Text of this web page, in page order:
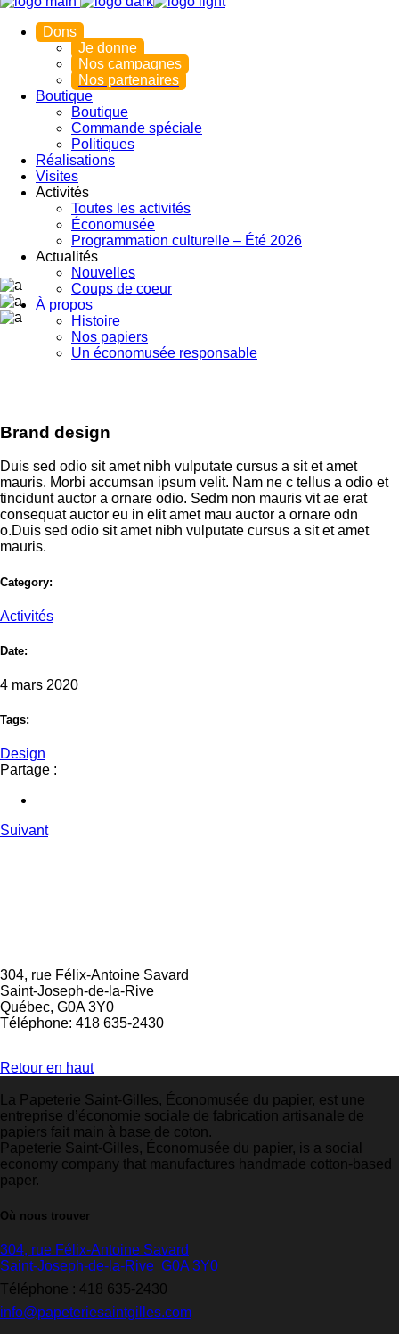
Dons
Je donne
Nos campagnes
Nos partenaires
Boutique
Boutique
Commande spéciale
Politiques
Réalisations
Visites
Activités
Toutes les activités
Économusée
Programmation culturelle – Été 2026
Actualités
Nouvelles
Coups de coeur
À propos
Histoire
Nos papiers
Un économusée responsable
Brand design
Duis sed odio sit amet nibh vulputate cursus a sit et amet
mauris. Morbi accumsan ipsum velit. Nam ne c tellus a odio et
tincidunt auctor a ornare odio. Sedm non mauris vit ae erat
consequat auctor eu in elit amet mau auctor a ornare odn
o.Duis sed odio sit amet nibh vulputate cursus a sit et amet
mauris.
Category:
Activités
Date:
4 mars 2020
Tags:
Design
Partage :
Suivant
304, rue Félix-Antoine Savard
Saint-Joseph-de-la-Rive
Québec, G0A 3Y0
Téléphone: 418 635-2430
Retour en haut
La Papeterie Saint-Gilles, Économusée du papier, est une
entreprise d’économie sociale de fabrication artisanale de
papiers fait main à base de coton.
Papeterie Saint-Gilles, Économusée du papier, is a social
economy company that manufactures handmade cotton-based
paper.
Où nous trouver
304, rue Félix-Antoine Savard
Saint-Joseph-de-la-Rive G0A 3Y0
Téléphone : 418 635-2430
info@papeteriesaintgilles.com